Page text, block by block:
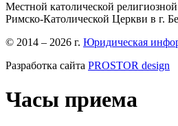
Местной католической
Римско-Католической Церкви в г.
© 2014 – 2026 г. Юридическая
Разработка сайта PROSTOR design
Часы приема